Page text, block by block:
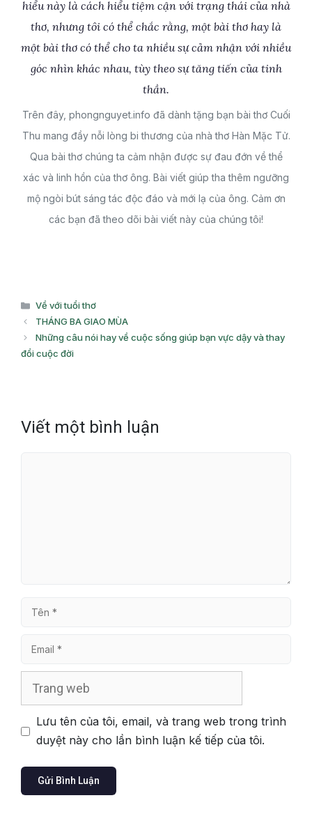
hiểu này là cách hiểu tiệm cận với trạng thái của nhà
thơ, nhưng tôi có thể chắc rằng, một bài thơ hay là
một bài thơ có thể cho ta nhiều sự cảm nhận với nhiều
góc nhìn khác nhau, tùy theo sự tăng tiến của tinh
thần.
Trên đây, phongnguyet.info đã dành tặng bạn bài thơ Cuối
Thu mang đầy nỗi lòng bi thương của nhà thơ Hàn Mặc Tử.
Qua bài thơ chúng ta cảm nhận được sự đau đớn về thể
xác và linh hồn của thơ ông. Bài viết giúp tha thêm ngưỡng
mộ ngòi bút sáng tác độc đáo và mới lạ của ông. Cảm ơn
các bạn đã theo dõi bài viết này của chúng tôi!
Danh
mục
Về với tuổi thơ
THÁNG BA GIAO MÙA
Những câu nói hay về cuộc sống giúp bạn vực dậy và thay
đổi cuộc đời
Viết một bình luận
Tên
Email
Lưu tên của tôi, email, và trang web trong trình
duyệt này cho lần bình luận kế tiếp của tôi.